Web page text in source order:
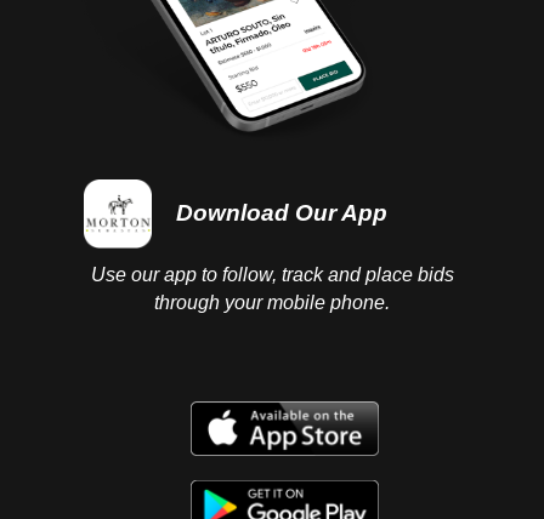
Download Our App
Use our app to follow, track and place bids
through your mobile phone.